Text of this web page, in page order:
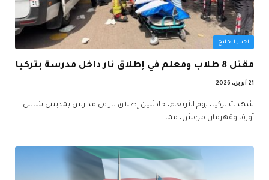
اخبار الخليج
مقتل 8 طلاب ومعلم في إطلاق نار داخل مدرسة بتركيا
21 أبريل، 2026
شهدت تركيا، يوم الأربعاء، حادثتين إطلاق نار في مدارس بمدينتي شانلي
أورفا وقهرمان مرعش، مما…